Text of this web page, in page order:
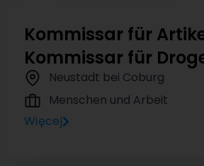
Kommissar für
Kommissar für
Neustadt bei Coburg
Menschen und Arbeit
Więcej